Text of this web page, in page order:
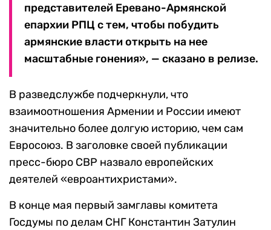
представителей Еревано-Армянской
епархии РПЦ с тем, чтобы побудить
армянские власти открыть на нее
масштабные гонения», — сказано в релизе.
В разведслужбе подчеркнули, что
взаимоотношения Армении и России имеют
значительно более долгую историю, чем сам
Евросоюз. В заголовке своей публикации
пресс-бюро СВР назвало европейских
деятелей «евроантихристами».
В конце мая первый замглавы комитета
Госдумы по делам СНГ Константин Затулин